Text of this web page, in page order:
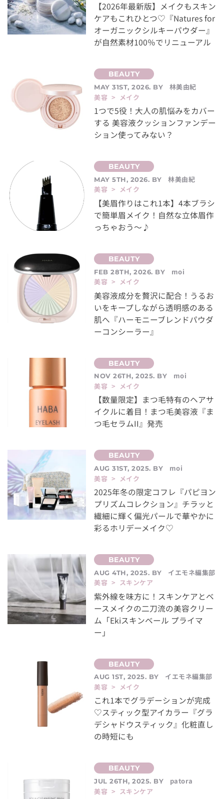
【2026年最新版】メイクもスキン
ケアもこれひとつ♡『Natures for
オーガニックシルキーパウダー』
が自然素材100％でリニューアル
MAY 31ST, 2026. BY
林美由紀
美容 > メイク
1つで5役！大人の肌悩みをカバー
する 美容液クッションファンデー
ション使ってみない？
MAY 5TH, 2026. BY
林美由紀
美容 > メイク
【美眉作りはこれ1本】4本ブラシ
で簡単眉メイク！自然な立体眉作
っちゃおう～♪
FEB 28TH, 2026. BY
moi
美容 > メイク
美容液成分を贅沢に配合！うるお
いをキープしながら透明感のある
肌へ『ハーモニーブレンドパウダ
ーコンシーラー』
NOV 26TH, 2025. BY
moi
美容 > メイク
【数量限定】まつ毛特有のヘアサ
イクルに着目！まつ毛美容液『ま
つ毛セラムII』発売
AUG 31ST, 2025. BY
moi
美容 > メイク
2025年冬の限定コフレ『パピヨン
プリズムコレクション』チラッと
繊細に輝く偏光パールで華やかに
彩るホリデーメイク♡
AUG 4TH, 2025. BY
イエモネ編集部
美容 > スキンケア
紫外線を味方に！スキンケアとベ
ースメイクの二刀流の美容クリー
ム「Ekiスキンベール プライマ
ー」
AUG 1ST, 2025. BY
イエモネ編集部
美容 > メイク
これ1本でグラデーションが完成
♡スティック型アイカラー『グラ
デシャドウスティック』化粧直し
の時短にも
JUL 26TH, 2025. BY
patora
美容 > スキンケア